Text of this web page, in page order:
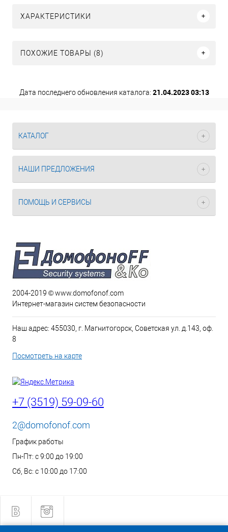
ХАРАКТЕРИСТИКИ
ПОХОЖИЕ ТОВАРЫ (8)
Дата последнего обновления каталога: 21.04.2023 03:13
КАТАЛОГ
НАШИ ПРЕДЛОЖЕНИЯ
ПОМОЩЬ И СЕРВИСЫ
2004-2019 © www.domofonof.com
Интернет-магазин систем безопасности
Наш адрес: 455030, г. Магнитогорск, Советская ул. д.143, оф.
8
Посмотреть на карте
+7 (3519) 59-09-60
2@domofonof.com
График работы
Пн-Пт: с 9:00 до 19:00
Сб, Вс: с 10:00 до 17:00